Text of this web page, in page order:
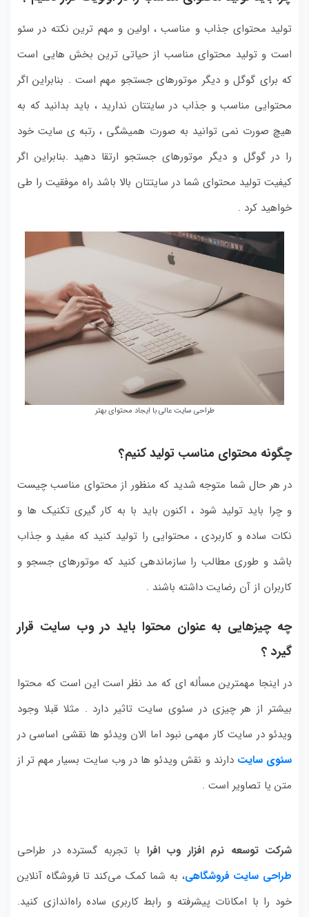
تولید محتوای جذاب و مناسب ، اولین و مهم ترین نکته در سئو
است و تولید محتوای مناسب از حیاتی ترین بخش هایی است
که برای گوگل و دیگر موتورهای جستجو مهم است . بنابراین اگر
محتوایی مناسب و جذاب در سایتتان ندارید ، باید بدانید که به
هیچ صورت نمی توانید به صورت همیشگی ، رتبه ی سایت خود
را در گوگل و دیگر موتورهای جستجو ارتقا دهید .بنابراین اگر
کیفیت تولید محتوای شما در سایتتان بالا باشد راه موفقیت را طی
خواهید کرد .
طراحی سایت عالی با ایجاد محتوای بهتر
چگونه محتوای مناسب تولید کنیم؟
در هر حال شما متوجه شدید که منظور از محتوای مناسب چیست
و چرا باید تولید شود ، اکنون باید با به کار گیری تکنیک ها و
نکات ساده و کاربردی ، محتوایی را تولید کنید که مفید و جذاب
باشد و طوری مطالب را سازماندهی کنید که موتورهای جسجو و
کاربران از آن رضایت داشته باشند .
چه چیزهایی به عنوان محتوا باید در وب سایت قرار
گیرد ؟
در اینجا مهمترین مسأله ای که مد نظر است این است که محتوا
بیشتر از هر چیزی در سئوی سایت تاثیر دارد . مثلا قبلا وجود
ویدئو در سایت کار مهمی نبود اما الان ویدئو ها نقشی اساسی در
سئوی سایت دارند و نقش ویدئو ها در وب سایت بسیار مهم تر از
متن یا تصاویر است .
شرکت توسعه نرم افزار وب افرا با تجربه گسترده در طراحی
طراحی سایت فروشگاهی، به شما کمک می‌کند تا فروشگاه آنلاین
خود را با امکانات پیشرفته و رابط کاربری ساده راه‌اندازی کنید.